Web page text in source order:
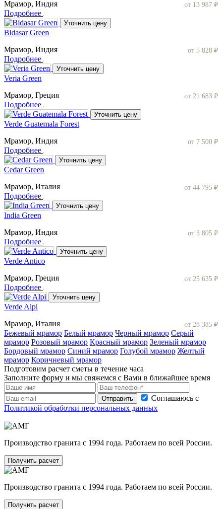
Мрамор, Индия от 13 987 ₽
Подробнее
Уточнить цену
Bidasar Green
Мрамор, Индия
от 5 828 ₽
Подробнее
Уточнить цену
Veria Green
Мрамор, Греция
от 21 683 ₽
Подробнее
Уточнить цену
Verde Guatemala Forest
Мрамор, Индия
от 7 500 ₽
Подробнее
Уточнить цену
Cedar Green
Мрамор, Италия
от 44 795 ₽
Подробнее
Уточнить цену
India Green
Мрамор, Индия
от 3 805 ₽
Подробнее
Уточнить цену
Verde Antico
Мрамор, Греция
от 25 635 ₽
Подробнее
Уточнить цену
Verde Alpi
Мрамор, Италия
от 28 385 ₽
Бежевый мрамор Белый мрамор Черный мрамор Серый
мрамор Розовый мрамор Красный мрамор Зеленый мрамор
Бордовый мрамор Синий мрамор Голубой мрамор Желтый
мрамор Коричневый мрамор
Подготовим расчет сметы в течение часа
Заполните форму и мы свяжемся с Вами в ближайшее время
Отправить
Соглашаюсь с
Политикой обработки персональных данных
Производство гранита с 1994 года. Работаем по всей России.
Получить расчет
Производство гранита с 1994 года. Работаем по всей России.
Получить расчет